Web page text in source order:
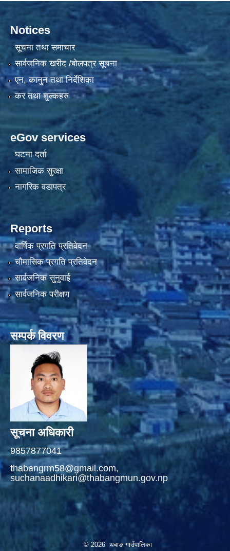
Notices
सूचना तथा समाचार
सार्वजनिक खरीद /बोलपत्र सूचना
एन, कानुन तथा निर्देशिका
कर तथा शुल्कहरु
eGov services
घटना दर्ता
सामाजिक सुरक्षा
नागरिक वडापत्र
Reports
वार्षिक प्रगति प्रतिवेदन
चौमासिक प्रगति प्रतिवेदन
सार्वजनिक सुनुवाई
सार्वजनिक परीक्षण
सम्पर्क विवरण
सूचना अधिकारी
9857877041
thabangrm58@gmail.com,
suchanaadhikari@thabangmun.gov.np
© 2026 थबाङ गाउँपालिका